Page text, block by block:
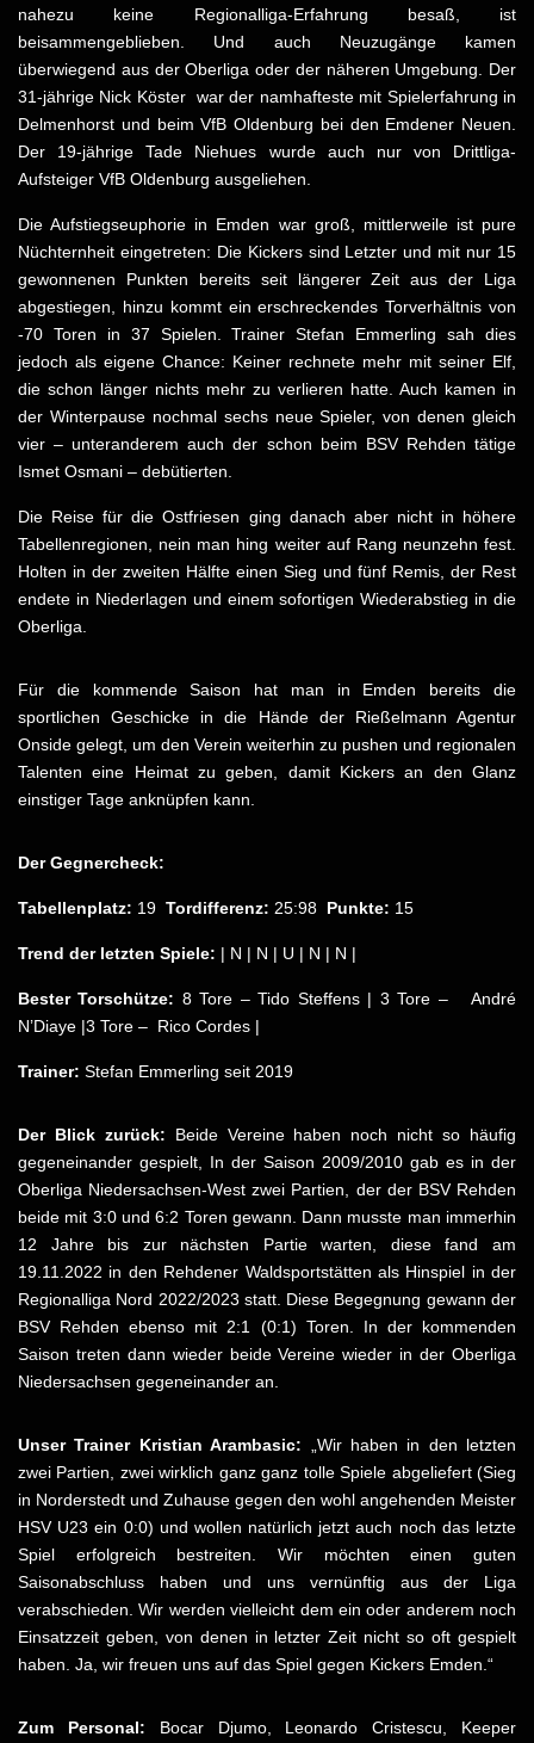
nahezu keine Regionalliga-Erfahrung besaß, ist
beisammengeblieben. Und auch Neuzugänge kamen
überwiegend aus der Oberliga oder der näheren Umgebung. Der
31-jährige Nick Köster war der namhafteste mit Spielerfahrung in
Delmenhorst und beim VfB Oldenburg bei den Emdener Neuen.
Der 19-jährige Tade Niehues wurde auch nur von Drittliga-
Aufsteiger VfB Oldenburg ausgeliehen.
Die Aufstiegseuphorie in Emden war groß, mittlerweile ist pure
Nüchternheit eingetreten: Die Kickers sind Letzter und mit nur 15
gewonnenen Punkten bereits seit längerer Zeit aus der Liga
abgestiegen, hinzu kommt ein erschreckendes Torverhältnis von
-70 Toren in 37 Spielen. Trainer Stefan Emmerling sah dies
jedoch als eigene Chance: Keiner rechnete mehr mit seiner Elf,
die schon länger nichts mehr zu verlieren hatte. Auch kamen in
der Winterpause nochmal sechs neue Spieler, von denen gleich
vier – unteranderem auch der schon beim BSV Rehden tätige
Ismet Osmani – debütierten.
Die Reise für die Ostfriesen ging danach aber nicht in höhere
Tabellenregionen, nein man hing weiter auf Rang neunzehn fest.
Holten in der zweiten Hälfte einen Sieg und fünf Remis, der Rest
endete in Niederlagen und einem sofortigen Wiederabstieg in die
Oberliga.
Für die kommende Saison hat man in Emden bereits die
sportlichen Geschicke in die Hände der Rießelmann Agentur
Onside gelegt, um den Verein weiterhin zu pushen und regionalen
Talenten eine Heimat zu geben, damit Kickers an den Glanz
einstiger Tage anknüpfen kann.
Der Gegnercheck:
Tabellenplatz: 19 Tordifferenz: 25:98 Punkte: 15
Trend der letzten Spiele: | N | N | U | N | N |
Bester Torschütze: 8 Tore – Tido Steffens | 3 Tore – André
N’Diaye |3 Tore – Rico Cordes |
Trainer: Stefan Emmerling seit 2019
Der Blick zurück: Beide Vereine haben noch nicht so häufig
gegeneinander gespielt, In der Saison 2009/2010 gab es in der
Oberliga Niedersachsen-West zwei Partien, der der BSV Rehden
beide mit 3:0 und 6:2 Toren gewann. Dann musste man immerhin
12 Jahre bis zur nächsten Partie warten, diese fand am
19.11.2022 in den Rehdener Waldsportstätten als Hinspiel in der
Regionalliga Nord 2022/2023 statt. Diese Begegnung gewann der
BSV Rehden ebenso mit 2:1 (0:1) Toren. In der kommenden
Saison treten dann wieder beide Vereine wieder in der Oberliga
Niedersachsen gegeneinander an.
Unser Trainer Kristian Arambasic: „Wir haben in den letzten
zwei Partien, zwei wirklich ganz ganz tolle Spiele abgeliefert (Sieg
in Norderstedt und Zuhause gegen den wohl angehenden Meister
HSV U23 ein 0:0) und wollen natürlich jetzt auch noch das letzte
Spiel erfolgreich bestreiten. Wir möchten einen guten
Saisonabschluss haben und uns vernünftig aus der Liga
verabschieden. Wir werden vielleicht dem ein oder anderem noch
Einsatzzeit geben, von denen in letzter Zeit nicht so oft gespielt
haben. Ja, wir freuen uns auf das Spiel gegen Kickers Emden.“
Zum Personal: Bocar Djumo, Leonardo Cristescu, Keeper